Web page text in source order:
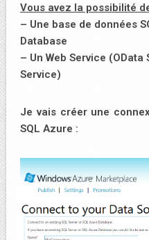
Vous avez la possibilité
– Une base de données
Database
– Un Web Service (OData
Service)
Je vais créer une
SQL Azure :